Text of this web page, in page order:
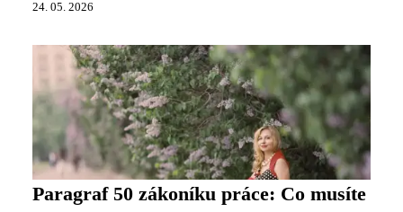
24. 05. 2026
Paragraf 50 zákoníku práce: Co musíte